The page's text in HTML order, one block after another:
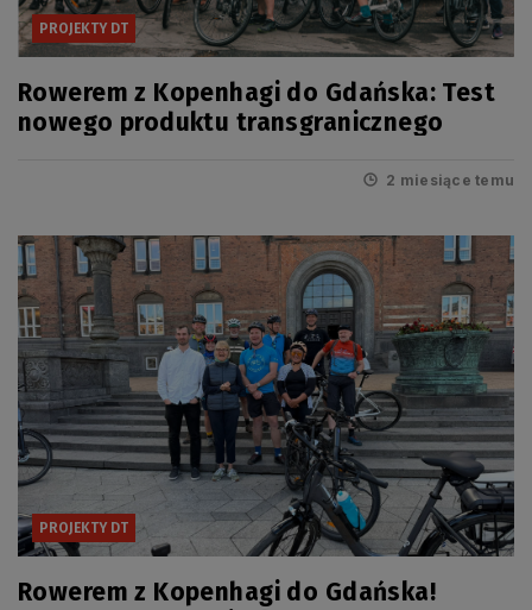
PROJEKTY DT
Rowerem z Kopenhagi do Gdańska: Test
nowego produktu transgranicznego
2 miesiące temu
PROJEKTY DT
Rowerem z Kopenhagi do Gdańska!